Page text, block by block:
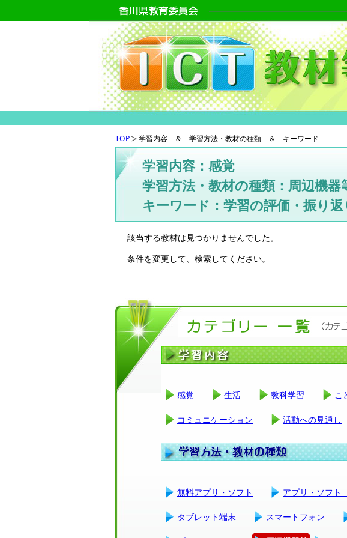
TOP 学習内容 ＆ 学習方法・教材の種類 ＆ キーワード
学習内容：感覚
学習方法・教材の種類：周辺機器
キーワード：学習の評価・振り返
該当する教材は見つかりませんでした。
条件を変更して、検索してください。
感覚
生活 教科学習 こ
コミュニケーション 活動への見通し
無料アプリ・ソフト
アプリ・ソフト
タブレット端末 スマートフォン